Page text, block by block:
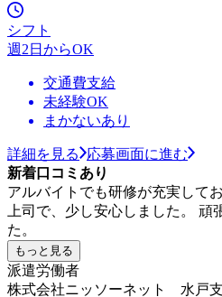
シフト
週2日からOK
交通費支給
未経験OK
まかないあり
詳細を見る
応募画面に進む
新着口コミあり
アルバイトでも研修が充実して
上司で、少し安心しました。 頑
た。
もっと見る
派遣労働者
株式会社ニッソーネット 水戸支